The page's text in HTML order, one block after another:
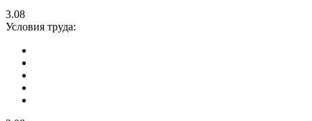
3.08
Условия труда: